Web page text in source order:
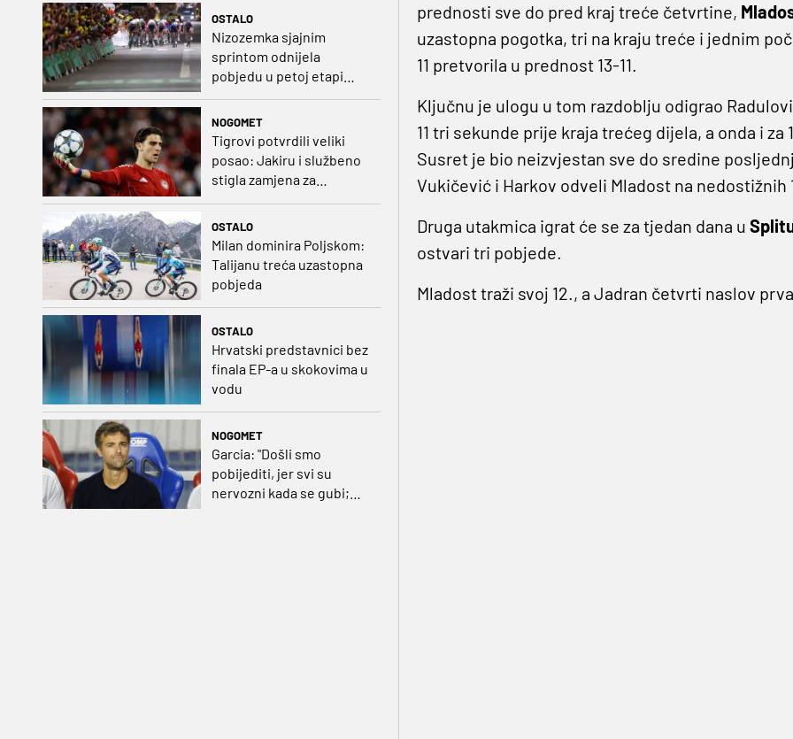
OSTALO
Nizozemka sjajnim
sprintom odnijela
pobjedu u petoj etapi
NOGOMET
Tigrovi potvrdili veliki
posao: Jakiru i službeno
stigla zamjena za
OSTALO
Milan dominira Poljskom:
Talijanu treća uzastopna
pobjeda
OSTALO
Hrvatski predstavnici bez
finala EP-a u skokovima u
vodu
NOGOMET
Garcia: "Došli smo
pobijediti, jer svi su
nervozni kada se gubi;
prednosti sve do pred kraj treće četvrtine,
uzastopna pogotka, tri na kraju treće i jednim
11 pretvorila u prednost 13-11.
Ključnu je ulogu u tom razdoblju odigrao
11 tri sekunde prije kraja trećeg dijela, a onda i
Susret je bio neizvjestan sve do sredine
Vukičević i Harkov odveli Mladost na nedostižnih
Druga utakmica igrat će se za tjedan dana u
ostvari tri pobjede.
Mladost traži svoj 12., a Jadran četvrti naslov